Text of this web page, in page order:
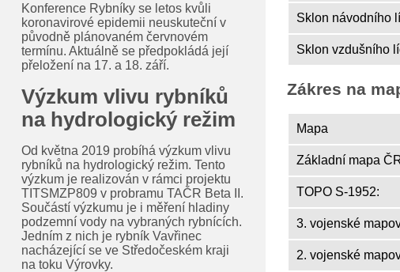
Konference Rybníky se letos kvůli
koronavirové epidemii neuskuteční v
původně plánovaném červnovém
termínu. Aktuálně se předpokládá její
přeložení na 17. a 18. září.
Výzkum vlivu rybníků
na hydrologický režim
Od května 2019 probíhá výzkum vlivu
rybníků na hydrologický režim. Tento
výzkum je realizován v rámci projektu
TITSMZP809 v probramu TAČR Beta II.
Součástí výzkumu je i měření hladiny
podzemní vody na vybraných rybnících.
Jedním z nich je rybník Vavřinec
nacházející se ve Středočeském kraji
na toku Výrovky.
Sklon návodního
Sklon vzdušního
Zákres na
Mapa
Základní mapa
TOPO S-1952:
3. vojenské
2. vojenské